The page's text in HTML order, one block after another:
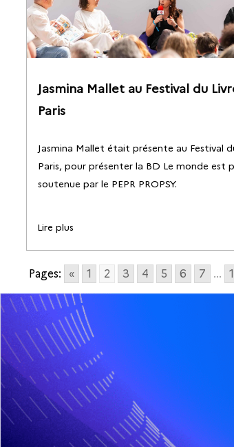
Jasmina Mallet au Festival du
Paris
Jasmina Mallet était présente au Festival
Paris, pour présenter la BD Le monde est
soutenue par le PEPR PROPSY.
Lire plus
Pages: « 1 2 3 4 5 6 7 ...